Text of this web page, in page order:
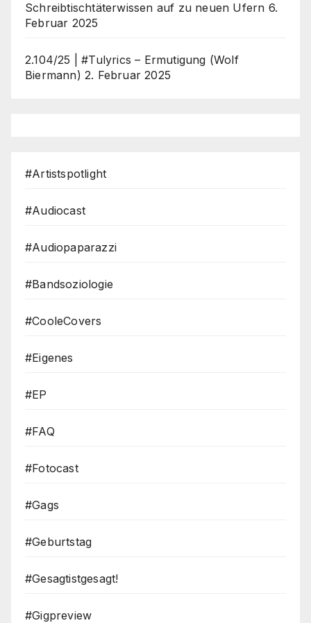
Schreibtischtäterwissen auf zu neuen Ufern 6.
Februar 2025
2.104/25 | #Tulyrics – Ermutigung (Wolf
Biermann) 2. Februar 2025
#Artistspotlight
#Audiocast
#Audiopaparazzi
#Bandsoziologie
#CooleCovers
#Eigenes
#EP
#FAQ
#Fotocast
#Gags
#Geburtstag
#Gesagtistgesagt!
#Gigpreview